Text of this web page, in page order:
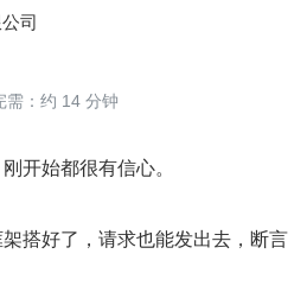
司
需：约 14 分钟
开始都很有信心。
搭好了，请求也能发出去，断言